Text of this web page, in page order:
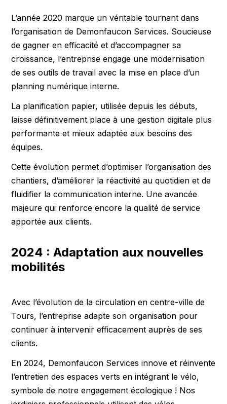
L’année 2020 marque un véritable tournant dans
l’organisation de Demonfaucon Services. Soucieuse
de gagner en efficacité et d’accompagner sa
croissance, l’entreprise engage une modernisation
de ses outils de travail avec la mise en place d’un
planning numérique interne.
La planification papier, utilisée depuis les débuts,
laisse définitivement place à une gestion digitale plus
performante et mieux adaptée aux besoins des
équipes.
Cette évolution permet d’optimiser l’organisation des
chantiers, d’améliorer la réactivité au quotidien et de
fluidifier la communication interne. Une avancée
majeure qui renforce encore la qualité de service
apportée aux clients.
2024 : Adaptation aux nouvelles
mobilités
Avec l’évolution de la circulation en centre-ville de
Tours, l’entreprise adapte son organisation pour
continuer à intervenir efficacement auprès de ses
clients.
En 2024, Demonfaucon Services innove et réinvente
l’entretien des espaces verts en intégrant le vélo,
symbole de notre engagement écologique ! Nos